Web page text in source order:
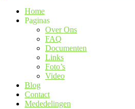
Home
Paginas
Over Ons
FAQ
Documenten
Links
Foto’s
Video
Blog
Contact
Mededelingen